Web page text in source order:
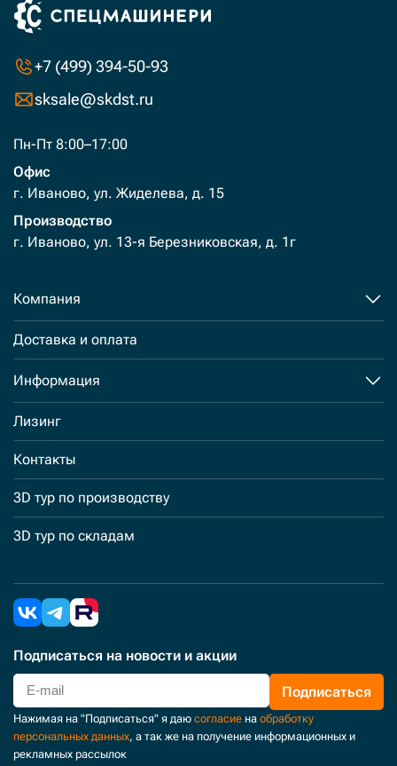
+7 (499) 394-50-93
sksale@skdst.ru
Пн-Пт 8:00–17:00
Офис
г. Иваново, ул. Жиделева, д. 15
Производство
г. Иваново, ул. 13-я Березниковская, д. 1г
Компания
Доставка и оплата
Информация
Лизинг
Контакты
3D тур по производству
3D тур по складам
Подписаться на новости и акции
Подписаться
Нажимая на "Подписаться" я даю согласие на обработку
персональных данных, а так же на получение информационных и
рекламных рассылок